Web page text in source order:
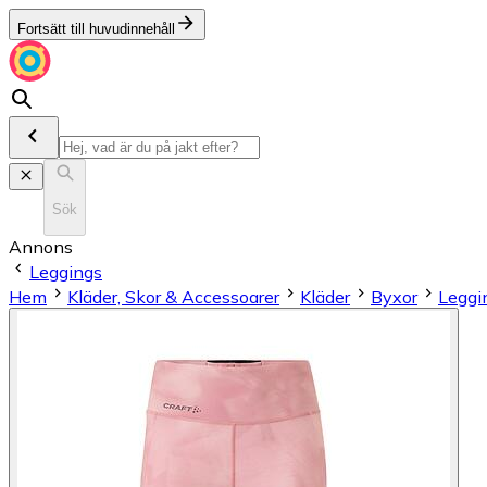
Fortsätt till huvudinnehåll
Sök
Annons
Leggings
Hem
Kläder, Skor & Accessoarer Kläder Byxor